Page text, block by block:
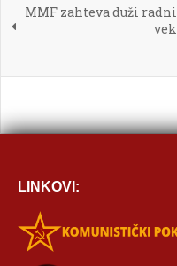
MMF zahteva duži radni
vek
LINKOVI: